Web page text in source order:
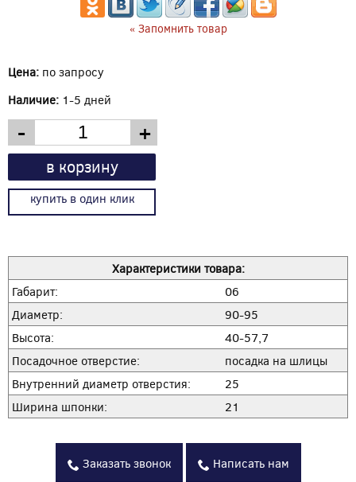
« Запомнить товар
Цена: по запросу
Наличие: 1-5 дней
- +
в корзину
купить в один клик
Характеристики товара:
Габарит:
06
Диаметр:
90-95
Высота:
40-57,7
Посадочное отверстие:
посадка на шлицы
Внутренний диаметр отверстия:
25
Ширина шпонки:
21
Заказать звонок Написать нам